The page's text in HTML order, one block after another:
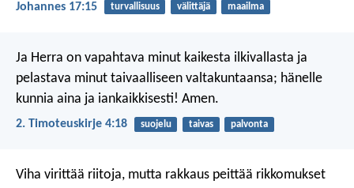
Johannes 17:15 turvallisuus välittäjä maailma
Ja Herra on vapahtava minut kaikesta ilkivallasta ja
pelastava minut taivaalliseen valtakuntaansa; hänelle
kunnia aina ja iankaikkisesti! Amen.
2. Timoteuskirje 4:18 suojelu taivas palvonta
Viha virittää riitoja, mutta rakkaus peittää rikkomukset